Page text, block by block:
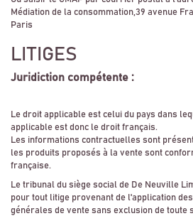
Médiation de la consommation,39 avenue
Paris
LITIGES
Juridiction compétente :
Le droit applicable est celui du pays dans
applicable est donc le droit français.
Les informations contractuelles sont
les produits proposés à la vente sont
française.
Le tribunal du siège social de De Neuville
pour tout litige provenant de l'application
générales de vente sans exclusion de toute